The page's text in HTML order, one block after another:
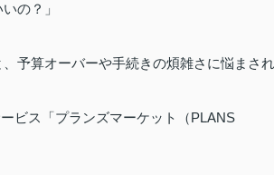
の？」
予算オーバーや手続きの煩雑さに悩まされ
ビス「プランズマーケット（PLANS